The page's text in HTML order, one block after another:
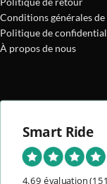
Conditions générales de
Politique de
À propos de nous
Smart Ride
4.69 évaluation